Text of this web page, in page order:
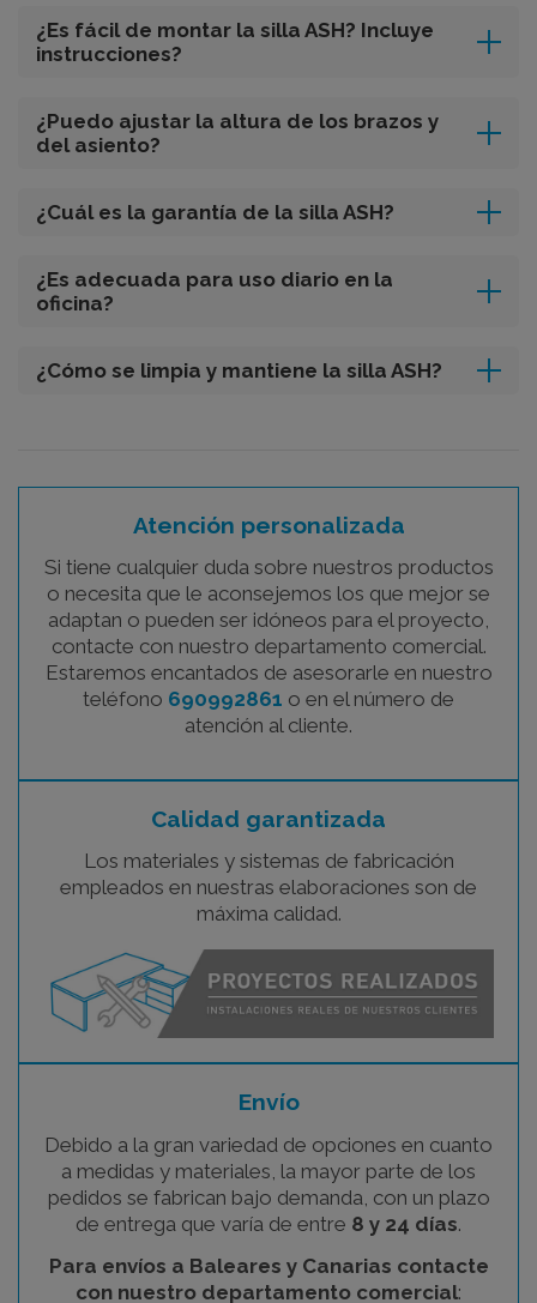
¿Es fácil de montar la silla ASH? Incluye
instrucciones?
¿Puedo ajustar la altura de los brazos y
del asiento?
¿Cuál es la garantía de la silla ASH?
¿Es adecuada para uso diario en la
oficina?
¿Cómo se limpia y mantiene la silla ASH?
Atención personalizada
Si tiene cualquier duda sobre nuestros productos
o necesita que le aconsejemos los que mejor se
adaptan o pueden ser idóneos para el proyecto,
contacte con nuestro departamento comercial.
Estaremos encantados de asesorarle en nuestro
teléfono 690992861 o en el número de
atención al cliente.
Calidad garantizada
Los materiales y sistemas de fabricación
empleados en nuestras elaboraciones son de
máxima calidad.
Envío
Debido a la gran variedad de opciones en cuanto
a medidas y materiales, la mayor parte de los
pedidos se fabrican bajo demanda, con un plazo
de entrega que varía de entre 8 y 24 días.
Para envíos a Baleares y Canarias contacte
con nuestro departamento comercial: